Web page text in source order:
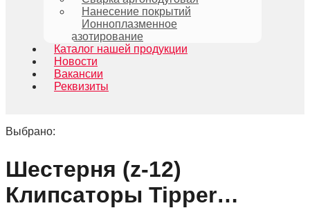
Нанесение покрытий
Ионноплазменное
азотирование
Каталог нашей продукции
Новости
Вакансии
Реквизиты
Выбрано:
Шестерня (z-12)
Клипсаторы Tipper…